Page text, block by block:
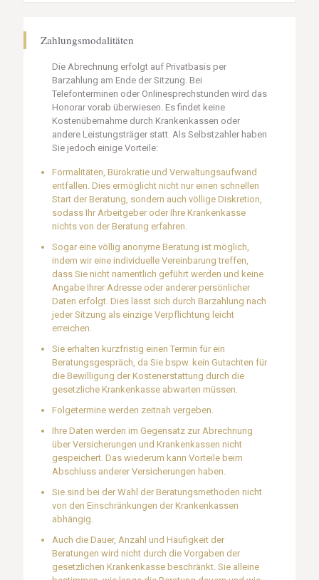
Zahlungsmodalitäten
Die Abrechnung erfolgt auf Privatbasis per
Barzahlung am Ende der Sitzung. Bei
Telefonterminen oder Onlinesprechstunden wird das
Honorar vorab überwiesen. Es findet keine
Kostenübernahme durch Krankenkassen oder
andere Leistungsträger statt. Als Selbstzahler haben
Sie jedoch einige Vorteile:
Formalitäten, Bürokratie und Verwaltungsaufwand
entfallen. Dies ermöglicht nicht nur einen schnellen
Start der Beratung, sondern auch völlige Diskretion,
sodass Ihr Arbeitgeber oder Ihre Krankenkasse
nichts von der Beratung erfahren.
Sogar eine völlig anonyme Beratung ist möglich,
indem wir eine individuelle Vereinbarung treffen,
dass Sie nicht namentlich geführt werden und keine
Angabe Ihrer Adresse oder anderer persönlicher
Daten erfolgt. Dies lässt sich durch Barzahlung nach
jeder Sitzung als einzige Verpflichtung leicht
erreichen.
Sie erhalten kurzfristig einen Termin für ein
Beratungsgespräch, da Sie bspw. kein Gutachten für
die Bewilligung der Kostenerstattung durch die
gesetzliche Krankenkasse abwarten müssen.
Folgetermine werden zeitnah vergeben.
Ihre Daten werden im Gegensatz zur Abrechnung
über Versicherungen und Krankenkassen nicht
gespeichert. Das wiederum kann Vorteile beim
Abschluss anderer Versicherungen haben.
Sie sind bei der Wahl der Beratungsmethoden nicht
von den Einschränkungen der Krankenkassen
abhängig.
Auch die Dauer, Anzahl und Häufigkeit der
Beratungen wird nicht durch die Vorgaben der
gesetzlichen Krankenkasse beschränkt. Sie alleine